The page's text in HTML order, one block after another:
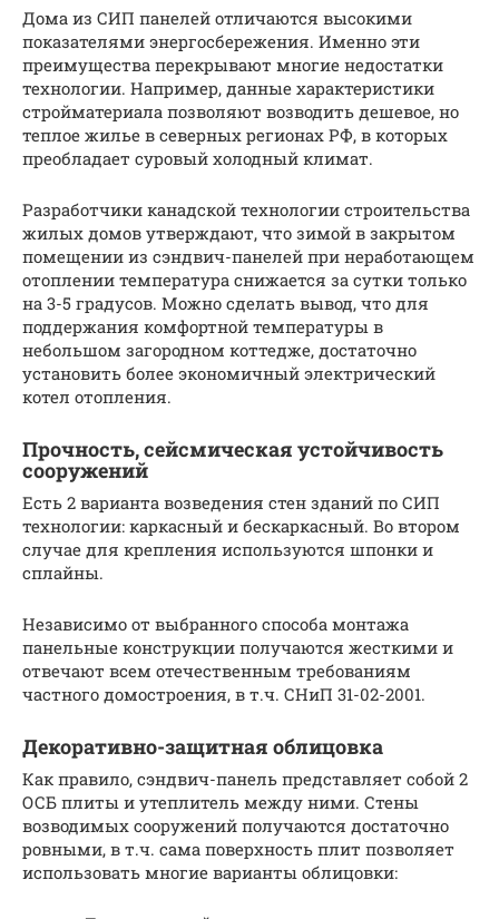
Дома из СИП панелей отличаются высокими
показателями энергосбережения. Именно эти
преимущества перекрывают многие недостатки
технологии. Например, данные характеристики
стройматериала позволяют возводить дешевое, но
теплое жилье в северных регионах РФ, в которых
преобладает суровый холодный климат.
Разработчики канадской технологии строительства
жилых домов утверждают, что зимой в закрытом
помещении из сэндвич-панелей при неработающем
отоплении температура снижается за сутки только
на 3-5 градусов. Можно сделать вывод, что для
поддержания комфортной температуры в
небольшом загородном коттедже, достаточно
установить более экономичный электрический
котел отопления.
Прочность, сейсмическая устойчивость
сооружений
Есть 2 варианта возведения стен зданий по СИП
технологии: каркасный и бескаркасный. Во втором
случае для крепления используются шпонки и
сплайны.
Независимо от выбранного способа монтажа
панельные конструкции получаются жесткими и
отвечают всем отечественным требованиям
частного домостроения, в т.ч. СНиП 31-02-2001.
Декоративно-защитная облицовка
Как правило, сэндвич-панель представляет собой 2
ОСБ плиты и утеплитель между ними. Стены
возводимых сооружений получаются достаточно
ровными, в т.ч. сама поверхность плит позволяет
использовать многие варианты облицовки: